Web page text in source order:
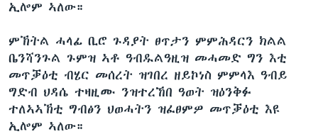
ኢሎም ኣለው።
ምኽትል ሓላፊ ቢሮ ጉዳያት ፀጥታን ምምሕዳርን ክልል
ቤንሻንጉል ጉምዝ ኣቶ ዓብዱልዓዚዝ መሓመድ ግን እቲ
መጥቓዕቲ ብሄር መሰረት ዝገበረ ዘይኮነስ ምምላእ ዓብይ
ግድብ ህዳሴ ተዛዚሙ ንዝተረኸበ ዓወት ዝዕንቅፉ
ተለኣኣኽቲ ግብፅን ህወሓትን ዝፈፀምዎ መጥቓዕቲ እዩ
ኢሎም ኣለው።